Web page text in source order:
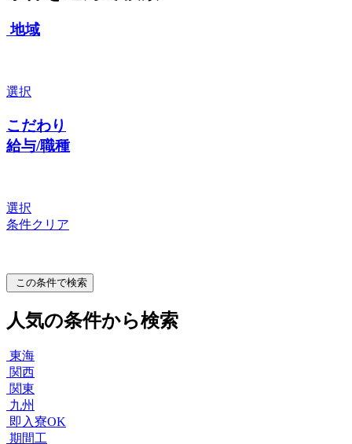
地域
選択
こだわり
給与/職種
選択
条件クリア
この条件で検索
人気の条件から検索
東海
関西
関東
九州
即入寮OK
期間工